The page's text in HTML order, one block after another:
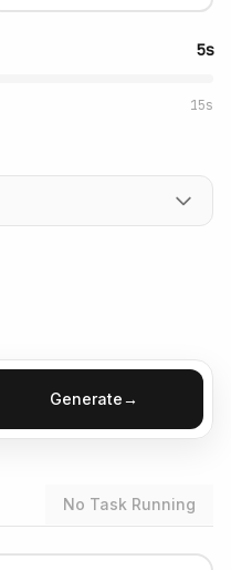
5s
15s
Generate→
No Task Running